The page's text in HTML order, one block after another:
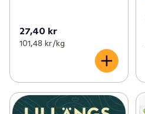
27,40 kr
101,48 kr /kg